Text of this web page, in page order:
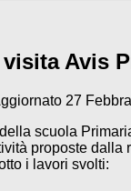
Avis
27
scuola
proposte
i lavori svolti: